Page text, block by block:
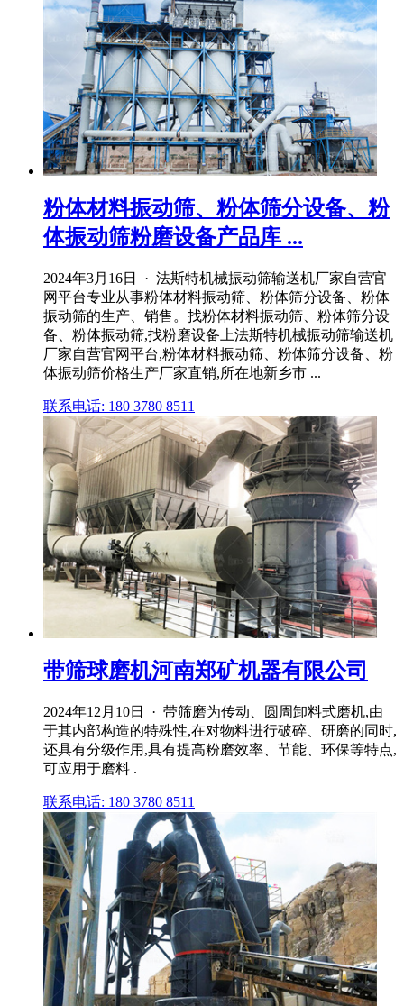
粉体材料振动筛、粉体筛分设备、粉
体振动筛粉磨设备产品库 ...
2024年3月16日 · 法斯特机械振动筛输送机厂家自营官
网平台专业从事粉体材料振动筛、粉体筛分设备、粉体
振动筛的生产、销售。找粉体材料振动筛、粉体筛分设
备、粉体振动筛,找粉磨设备上法斯特机械振动筛输送机
厂家自营官网平台,粉体材料振动筛、粉体筛分设备、粉
体振动筛价格生产厂家直销,所在地新乡市 ...
联系电话: 180 3780 8511
带筛球磨机河南郑矿机器有限公司
2024年12月10日 · 带筛磨为传动、圆周卸料式磨机,由
于其内部构造的特殊性,在对物料进行破碎、研磨的同时,
还具有分级作用,具有提高粉磨效率、节能、环保等特点,
可应用于磨料 .
联系电话: 180 3780 8511